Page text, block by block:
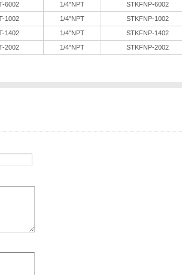
6002 1/4"NPT
STKFNP-6002
1002 1/4"NPT
STKFNP-1002
1402 1/4"NPT
STKFNP-1402
2002 1/4"NPT STKFNP-2002